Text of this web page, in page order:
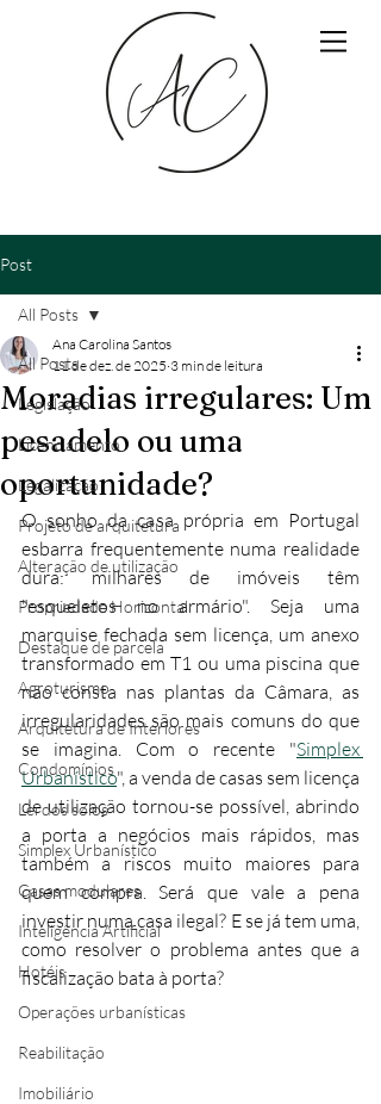
Post
All Posts
Legislação
Licenciamento
Legalização
Projeto de arquitetura
Alteração de utilização
Propriedade Horizontal
Destaque de parcela
Agroturismo
Arquitetura de Interiores
Condomínios
Lei dos solos
Simplex Urbanístico
Casas modulares
Inteligência Artificial
Hotéis
Operações urbanísticas
Reabilitação
Imobiliário
All Posts
Moradias irregulares: Um
pesadelo ou uma
oportunidade?
Ana Carolina Santos
11 de dez. de 2025 3 min de leitura
O sonho da casa própria em Portugal
esbarra frequentemente numa realidade
dura: milhares de imóveis têm
"esqueletos no armário". Seja uma
marquise fechada sem licença, um anexo
transformado em T1 ou uma piscina que
não consta nas plantas da Câmara, as
irregularidades são mais comuns do que
se imagina. Com o recente "Simplex
Urbanístico", a venda de casas sem licença
de utilização tornou-se possível, abrindo
a porta a negócios mais rápidos, mas
também a riscos muito maiores para
quem compra. Será que vale a pena
investir numa casa ilegal? E se já tem uma,
como resolver o problema antes que a
fiscalização bata à porta?